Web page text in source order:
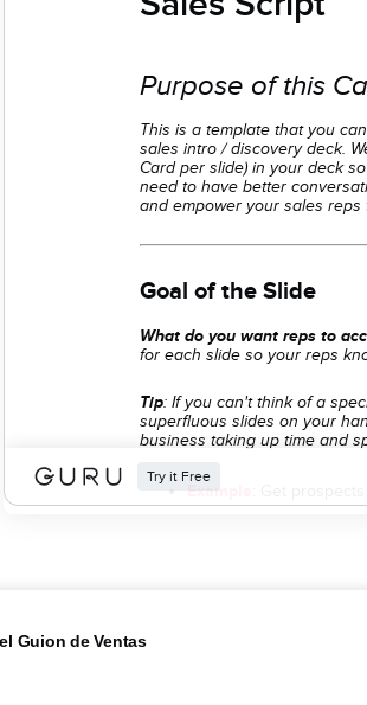
Guion de Ventas